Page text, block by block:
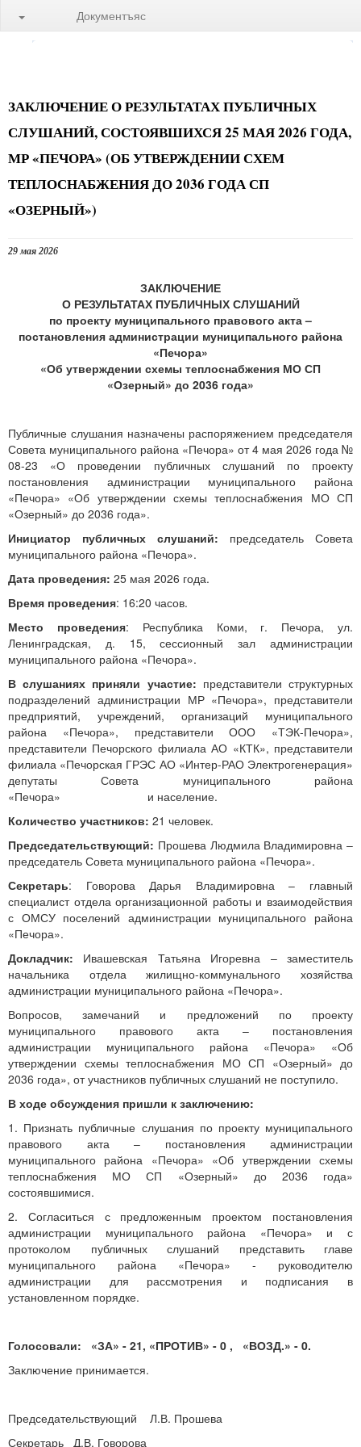
Документъяс
ЗАКЛЮЧЕНИЕ О РЕЗУЛЬТАТАХ ПУБЛИЧНЫХ
СЛУШАНИЙ, СОСТОЯВШИХСЯ 25 МАЯ 2026 ГОДА,
МР «ПЕЧОРА» (ОБ УТВЕРЖДЕНИИ СХЕМ
ТЕПЛОСНАБЖЕНИЯ ДО 2036 ГОДА СП
«ОЗЕРНЫЙ»)
29 мая 2026
ЗАКЛЮЧЕНИЕ
О РЕЗУЛЬТАТАХ ПУБЛИЧНЫХ СЛУШАНИЙ
по проекту муниципального правового акта –
постановления администрации муниципального района
«Печора»
«Об утверждении схемы теплоснабжения МО СП
«Озерный» до 2036 года»
Публичные слушания назначены распоряжением председателя
Совета муниципального района «Печора» от 4 мая 2026 года №
08-23 «О проведении публичных слушаний по проекту
постановления администрации муниципального района
«Печора» «Об утверждении схемы теплоснабжения МО СП
«Озерный» до 2036 года».
Инициатор публичных слушаний: председатель Совета
муниципального района «Печора».
Дата проведения: 25 мая 2026 года.
Время проведения: 16:20 часов.
Место проведения: Республика Коми, г. Печора, ул.
Ленинградская, д. 15, сессионный зал администрации
муниципального района «Печора».
В слушаниях приняли участие: представители структурных
подразделений администрации МР «Печора», представители
предприятий, учреждений, организаций муниципального
района «Печора», представители ООО «ТЭК-Печора»,
представители Печорского филиала АО «КТК», представители
филиала «Печорская ГРЭС АО «Интер-РАО Электрогенерация»
депутаты Совета муниципального района
«Печора» и население.
Количество участников: 21 человек.
Председательствующий: Прошева Людмила Владимировна –
председатель Совета муниципального района «Печора».
Секретарь: Говорова Дарья Владимировна – главный
специалист отдела организационной работы и взаимодействия
с ОМСУ поселений администрации муниципального района
«Печора».
Докладчик: Ивашевская Татьяна Игоревна – заместитель
начальника отдела жилищно-коммунального хозяйства
администрации муниципального района «Печора».
Вопросов, замечаний и предложений по проекту
муниципального правового акта – постановления
администрации муниципального района «Печора» «Об
утверждении схемы теплоснабжения МО СП «Озерный» до
2036 года», от участников публичных слушаний не поступило.
В ходе обсуждения пришли к заключению:
1. Признать публичные слушания по проекту муниципального
правового акта – постановления администрации
муниципального района «Печора» «Об утверждении схемы
теплоснабжения МО СП «Озерный» до 2036 года»
состоявшимися.
2. Согласиться с предложенным проектом постановления
администрации муниципального района «Печора» и с
протоколом публичных слушаний представить главе
муниципального района «Печора» - руководителю
администрации для рассмотрения и подписания в
установленном порядке.
Голосовали: «ЗА» - 21, «ПРОТИВ» - 0 , «ВОЗД.» - 0.
Заключение принимается.
Председательствующий Л.В. Прошева
Секретарь Д.В. Говорова